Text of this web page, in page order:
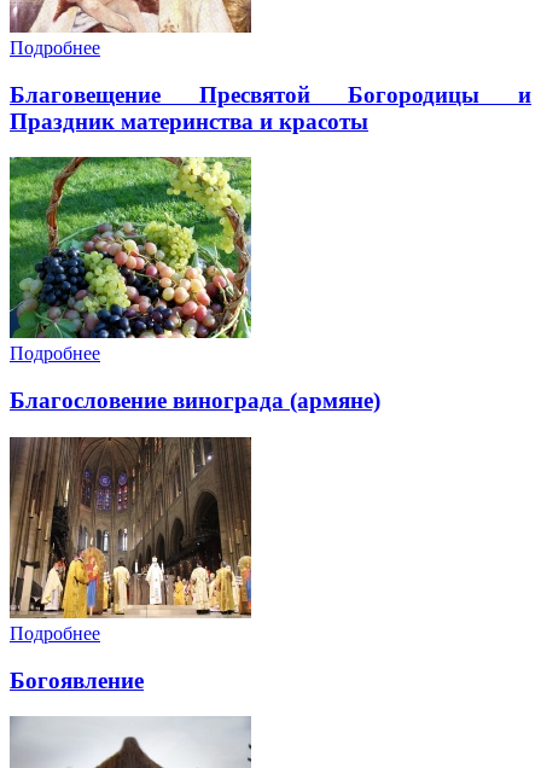
Подробнее
Благовещение Пресвятой Богородицы и
Праздник материнства и красоты
Подробнее
Благословение винограда (армяне)
Подробнее
Богоявление